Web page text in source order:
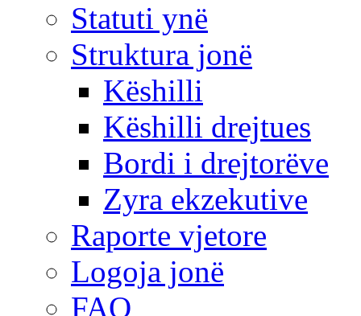
Statuti ynë
Struktura jonë
Këshilli
Këshilli drejtues
Bordi i drejtorëve
Zyra ekzekutive
Raporte vjetore
Logoja jonë
FAQ